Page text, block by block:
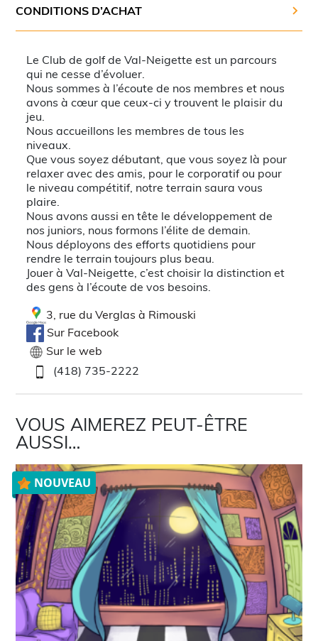
Val-
CONDITIONS D’ACHAT
Le Club de golf de Val-Neigette est un parcours
qui ne cesse d’évoluer.
Nous sommes à l’écoute de nos membres et nous
avons à cœur que ceux-ci y trouvent le plaisir du
jeu.
Nous accueillons les membres de tous les
niveaux.
Que vous soyez débutant, que vous soyez là pour
relaxer avec des amis, pour le corporatif ou pour
le niveau compétitif, notre terrain saura vous
plaire.
Nous avons aussi en tête le développement de
nos juniors, nous formons l’élite de demain.
Nous déployons des efforts quotidiens pour
rendre le terrain toujours plus beau.
Jouer à Val-Neigette, c’est choisir la distinction et
des gens à l’écoute de vos besoins.
3, rue du Verglas à Rimouski
Sur Facebook
Sur le web
(418) 735-2222
VOUS AIMEREZ PEUT-ÊTRE
AUSSI…
NOUVEAU